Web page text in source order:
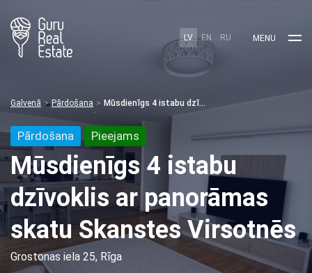
LV EN RU MENU
Galvenā Pārdošana Mūsdienīgs 4 istabu dzīvoklis ar panorāmas skatu Skanstes Virsotnēs
Pārdošana Pieejams
Mūsdienīgs 4 istabu
dzīvoklis ar panorāmas
skatu Skanstes Virsotnēs
Grostonas iela 25, Rīga